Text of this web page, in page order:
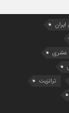
ایران
عشری
ترانزیت